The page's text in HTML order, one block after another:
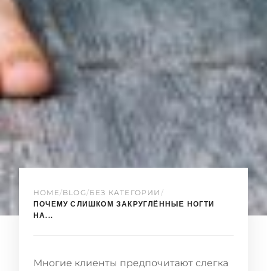
HOME /BLOG /БЕЗ КАТЕГОРИИ /
ПОЧЕМУ СЛИШКОМ ЗАКРУГЛЁННЫЕ НОГТИ
НА...
Многие клиенты предпочитают слегка